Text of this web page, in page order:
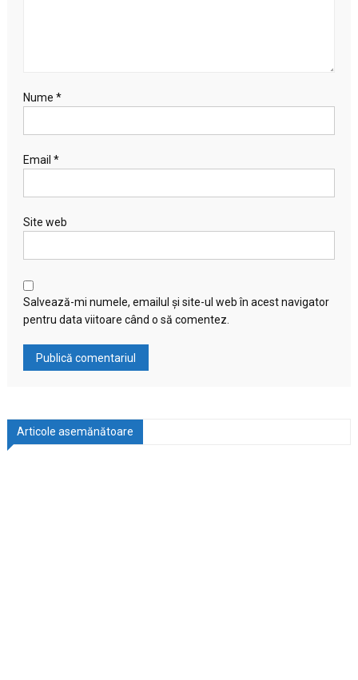
Nume *
Email *
Site web
Salvează-mi numele, emailul și site-ul web în acest navigator
pentru data viitoare când o să comentez.
Articole asemănătoare